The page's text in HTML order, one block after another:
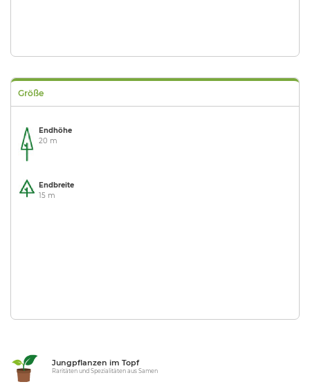
Größe
Endhöhe
20 m
Endbreite
15 m
Jungpflanzen im Topf
Raritäten und Spezialitäten aus Samen